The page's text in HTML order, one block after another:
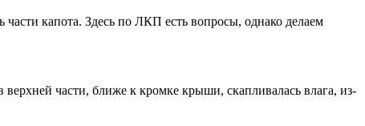
капота. Здесь по ЛКП есть вопросы, однако делаем
части, ближе к кромке крыши, скапливалась влага, из-